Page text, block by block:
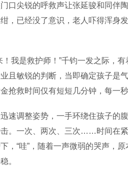
口尖锐的呼救声让张延骏和同伴
，已经没了意识，老人吓得浑身
是救护师！”千钧一发之际，有
且敏锐的判断，当即确定孩子是
抢救时间仅有短短几分钟，每一
调整姿势，一手环绕住孩子的腹
。一次、两次、三次……时间在
，“哇”，随着一声微弱的哭声，
。